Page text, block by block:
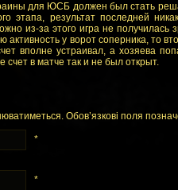
для ЮСБ должен был стать
этапа, результат последней
из-за этого игра не получилась
активность у ворот соперника, то
вполне устраивал, а хозяева
счет в матче так и не был открыт.
Обов’язкові поля
*
*